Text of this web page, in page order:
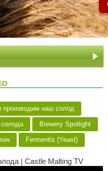
производим наш солод
Brewery Spotlight
Fermentis (Yeast)
| Castle Malting TV